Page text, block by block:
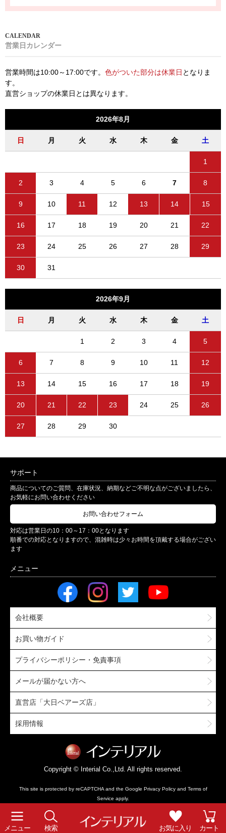
メニュー 検索 お気に入り カート
営業日カレンダー
営業時間は10:00～17:00です。 色がついた部分は休業日 となりま
す。
直営ショップの休業日とは異なります。
2026年8月
日 月 火 水 木 金 土
1
2 3 4 5 6 7 8
9 10 11 12 13 14 15
16 17 18 19 20 21 22
23 24 25 26 27 28 29
30 31
2026年9月
日 月 火 水 木 金 土
1 2 3 4 5
6 7 8 9 10 11 12
13 14 15 16 17 18 19
20 21 22 23 24 25 26
27 28 29 30
サポート
商品についてのご質問、在庫状況、納期などご不明な点がございましたら、
お気軽にお問い合わせください
お問い合わせフォーム
対応は営業日の10：00～17：00となります
順番での対応となりますので、混雑時は少々お時間を頂戴する場合がござい
ます
会社概要
お買い物ガイド
プライバシーポリシー・免責事項
メールが届かない方へ
直営店「大日ベアーズ店」
採用情報
Copyright © Interial Co.,Ltd. All rights reserved.
This site is protected by reCAPTCHA and the Google Privacy Policyand Terms of
Service apply.